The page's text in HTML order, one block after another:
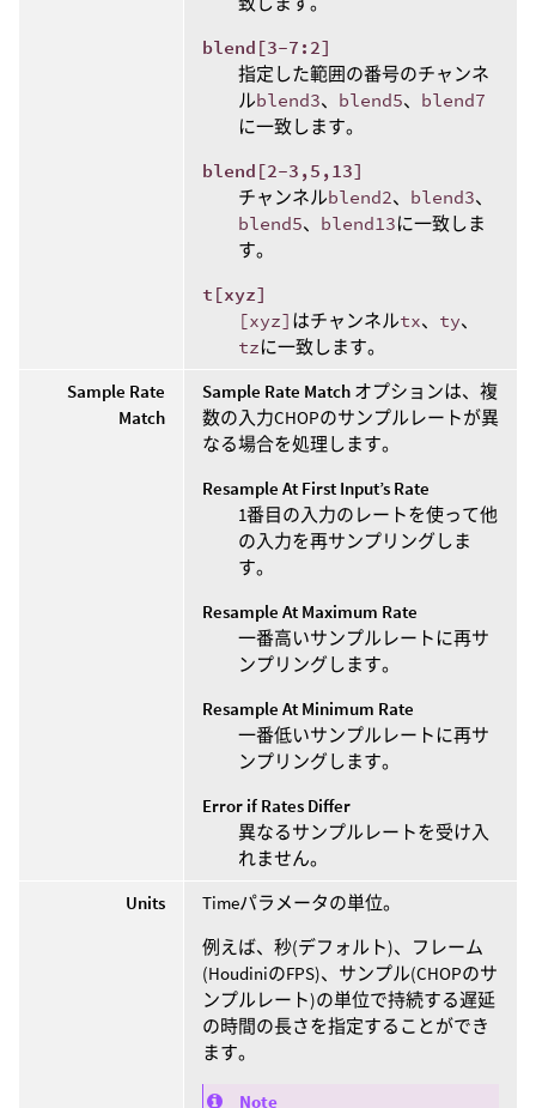
blend[3-7:2]
指定した範囲の番号のチャンネ
ルblend3、 blend5、 blend7
に一致します。
blend[2-3,5,13]
チャンネルblend2、 blend3、
blend5、 blend13に一致しま
す。
t[xyz]
[xyz] はチャンネルtx、 ty、
tzに一致します。
Sample Rate
Match
Sample Rate Match オプションは、複
数の入力CHOPのサンプルレートが異
なる場合を処理します。
Resample At First Input’s Rate
1番目の入力のレートを使って他
の入力を再サンプリングしま
す。
Resample At Maximum Rate
一番高いサンプルレートに再サ
ンプリングします。
Resample At Minimum Rate
一番低いサンプルレートに再サ
ンプリングします。
Error if Rates Differ
異なるサンプルレートを受け入
れません。
Units
Timeパラメータの単位。
例えば、秒(デフォルト)、フレーム
(HoudiniのFPS)、サンプル(CHOPのサ
ンプルレート)の単位で持続する遅延
の時間の長さを指定することができ
ます。
Note